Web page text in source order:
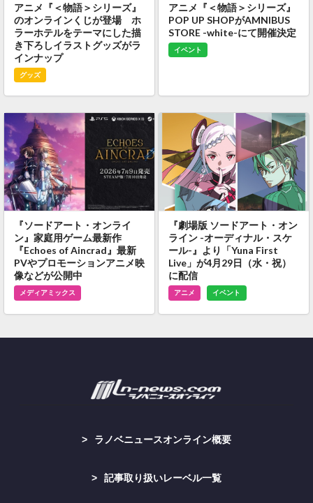
アニメ『＜物語＞シリーズ』
のオンラインくじが登場 ホ
ラーホテルをテーマにした描
き下ろしイラストグッズがラ
インナップ
グッズ
アニメ『＜物語＞シリーズ』
POP UP SHOPがAMNIBUS
STORE -white-にて開催決定
イベント
『ソードアート・オンライ
ン』家庭用ゲーム最新作
『Echoes of Aincrad』最新
PVやプロモーションアニメ映
像などが公開中
メディアミックス
『劇場版 ソードアート・オン
ライン -オーディナル・スケ
ール-』より「Yuna First
Live」が4月29日（水・祝）
に配信
アニメ イベント
ラノベニュースオンライン概要
記事取り扱いレーベル一覧